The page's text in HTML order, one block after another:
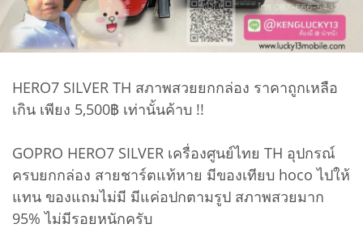
HERO7 SILVER TH สภาพสวยยกกล่อง ราคาถูกเหลือ
เกิน เพียง 5,500฿ เท่านั้นค้าบ !!
GOPRO HERO7 SILVER เครื่องศูนย์ไทย TH อุปกรณ์
ครบยกกล่อง สายชาร์ตแท้หาย มีของเทียบ hoco ไปให้
แทน ของแถมไม่มี มีแค่อปกตามรูป สภาพสวยมาก
95% ไม่มีรอยหนักครับ